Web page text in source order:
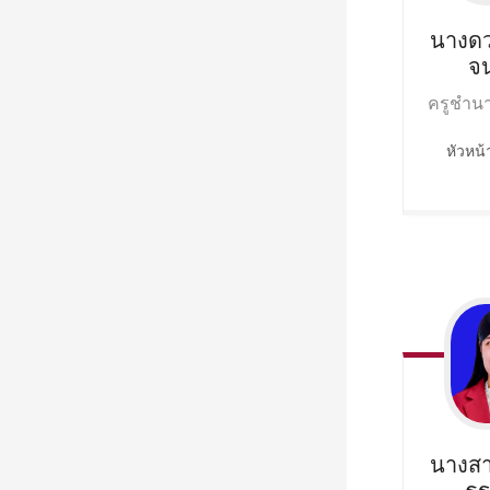
นางด
จ
ครูชำน
หัวหน้
นางส